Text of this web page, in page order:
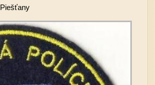
Piešťany